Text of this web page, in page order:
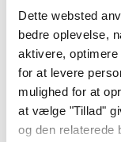
Dette websted
bedre oplevelse,
aktivere,
for at levere
mulighed for at
at vælge "Tillad"
og den relaterede
FacebookLinkedIn